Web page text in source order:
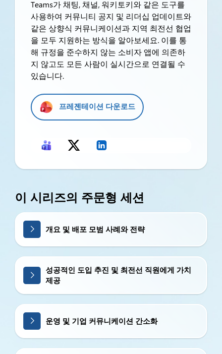
Teams가 채팅, 채널, 워키토키와 같은 도구를
사용하여 커뮤니티 공지 및 리더십 업데이트와
같은 상향식 커뮤니케이션과 지역 최전선 협업
을 모두 지원하는 방식을 알아보세요. 이를 통
해 규정을 준수하지 않는 소비자 앱에 의존하
지 않고도 모든 사람이 실시간으로 연결될 수
있습니다.
프레젠테이션 다운로드
이 시리즈의 주문형 세션
개요 및 배포 모범 사례와 전략
성공적인 도입 추진 및 최전선 직원에게 가치
제공
운영 및 기업 커뮤니케이션 간소화